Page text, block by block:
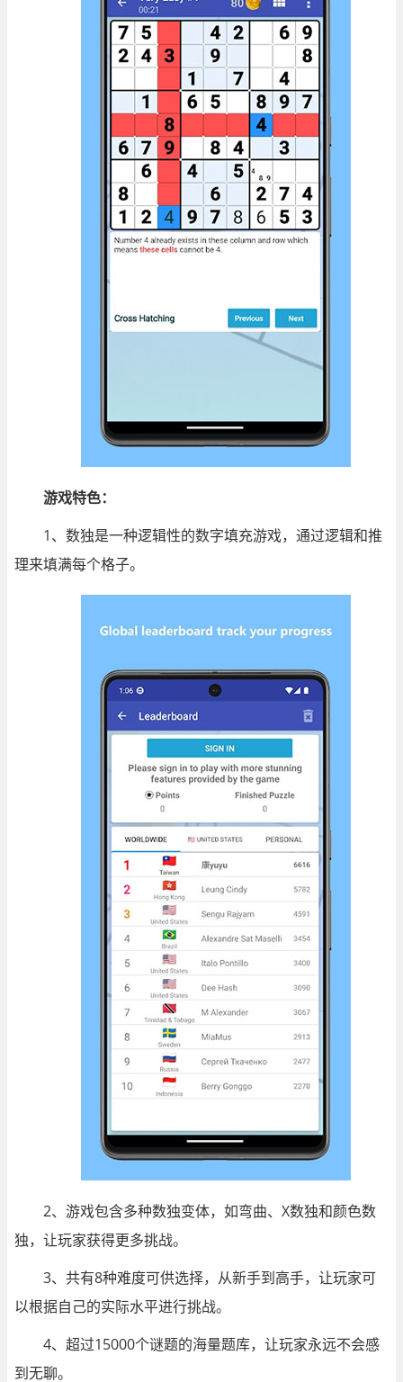
游戏特色：
1、数独是一种逻辑性的数字填充游戏，通过逻辑和推
理来填满每个格子。
2、游戏包含多种数独变体，如弯曲、X数独和颜色数
独，让玩家获得更多挑战。
3、共有8种难度可供选择，从新手到高手，让玩家可
以根据自己的实际水平进行挑战。
4、超过15000个谜题的海量题库，让玩家永远不会感
到无聊。